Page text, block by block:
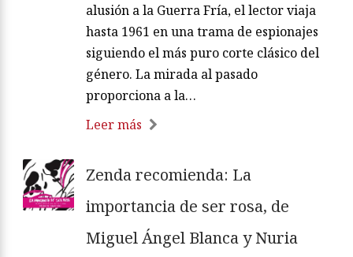
alusión a la Guerra Fría, el lector viaja
hasta 1961 en una trama de espionajes
siguiendo el más puro corte clásico del
género. La mirada al pasado
proporciona a la…
Leer más
Zenda recomienda: La
importancia de ser rosa, de
Miguel Ángel Blanca y Nuria